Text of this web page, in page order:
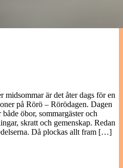
midsommar är det åter dags för en
på Rörö – Rörödagen. Dagen
öbor, sommargäster och
skratt och gemenskap. Redan
Då plockas allt fram […]